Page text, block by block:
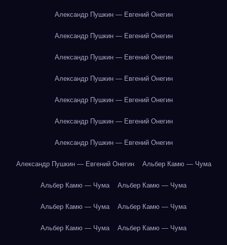
Александр Пушкин — Евгений Онегин
Александр Пушкин — Евгений Онегин
Александр Пушкин — Евгений Онегин
Александр Пушкин — Евгений Онегин
Александр Пушкин — Евгений Онегин
Александр Пушкин — Евгений Онегин
Александр Пушкин — Евгений Онегин
Александр Пушкин — Евгений Онегин Альбер Камю — Чума
Альбер Камю — Чума Альбер Камю — Чума
Альбер Камю — Чума Альбер Камю — Чума
Альбер Камю — Чума Альбер Камю — Чума